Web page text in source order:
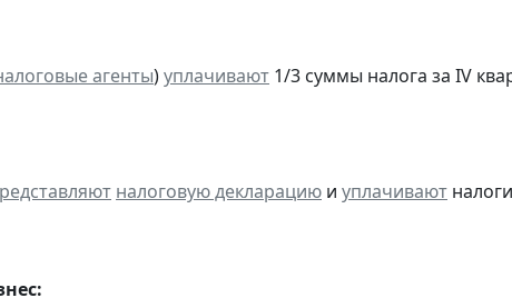
агенты)уплачивают 1/3 суммы налога за IV
налоговую декларацию и уплачивают